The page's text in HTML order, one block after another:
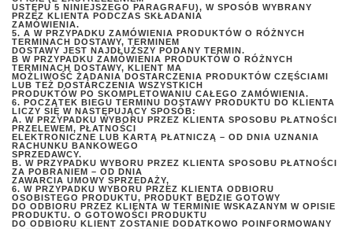
USTĘPU 5 NINIEJSZEGO PARAGRAFU), W SPOSÓB WYBRANY
PRZEZ KLIENTA PODCZAS SKŁADANIA
ZAMÓWIENIA.
5. A W PRZYPADKU ZAMÓWIENIA PRODUKTÓW O RÓŻNYCH
TERMINACH DOSTAWY, TERMINEM
DOSTAWY JEST NAJDŁUŻSZY PODANY TERMIN.
B W PRZYPADKU ZAMÓWIENIA PRODUKTÓW O RÓŻNYCH
TERMINACH DOSTAWY, KLIENT MA
MOŻLIWOŚĆ ŻĄDANIA DOSTARCZENIA PRODUKTÓW CZĘŚCIAMI
LUB TEŻ DOSTARCZENIA WSZYSTKICH
PRODUKTÓW PO SKOMPLETOWANIU CAŁEGO ZAMÓWIENIA.
6. POCZĄTEK BIEGU TERMINU DOSTAWY PRODUKTU DO KLIENTA
LICZY SIĘ W NASTĘPUJĄCY SPOSÓB:
A. W PRZYPADKU WYBORU PRZEZ KLIENTA SPOSOBU PŁATNOŚCI
PRZELEWEM, PŁATNOŚCI
ELEKTRONICZNE LUB KARTĄ PŁATNICZĄ – OD DNIA UZNANIA
RACHUNKU BANKOWEGO
SPRZEDAWCY.
B. W PRZYPADKU WYBORU PRZEZ KLIENTA SPOSOBU PŁATNOŚCI
ZA POBRANIEM – OD DNIA
ZAWARCIA UMOWY SPRZEDAŻY,
6. W PRZYPADKU WYBORU PRZEZ KLIENTA ODBIORU
OSOBISTEGO PRODUKTU, PRODUKT BĘDZIE GOTOWY
DO ODBIORU PRZEZ KLIENTA W TERMINIE WSKAZANYM W OPISIE
PRODUKTU. O GOTOWOŚCI PRODUKTU
DO ODBIORU KLIENT ZOSTANIE DODATKOWO POINFORMOWANY